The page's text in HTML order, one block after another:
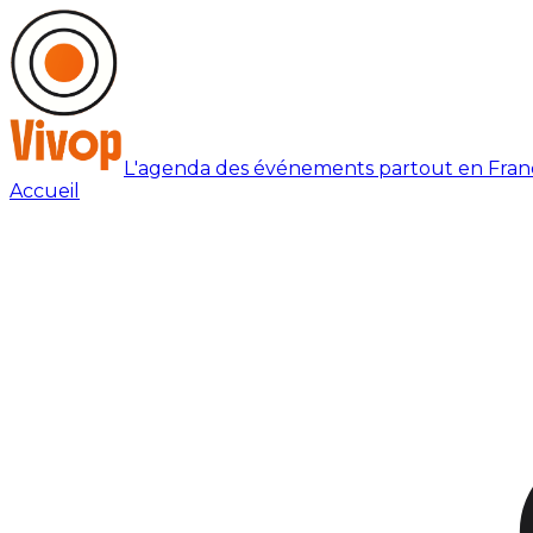
L'agenda des événements partout en
Accueil